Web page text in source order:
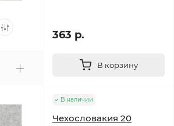
363 р.
В корзину
В наличии
Чехословакия 20